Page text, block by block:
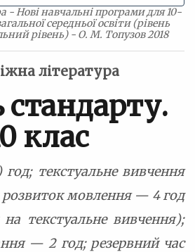
- Нові навчальні програми для 10-
середньої освіти (рівень
рівень) - О. М. Топузов 2018
література
стандарту.
клас
текстуальне вивчення
розвиток мовлення — 4 год
текстуальне вивчення);
— 2 год; резервний час